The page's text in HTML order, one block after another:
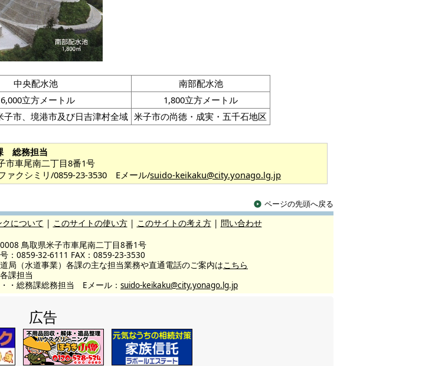
中央配水池
南部配水池
立方メートル
1,800立方メートル
子市、境港市及び日吉津村全域 米子市の尚徳・成実・五千石地区
総務担当
車尾南二丁目8番1号
ァクシミリ/0859-23-3530 Eメール/suido-keikaku@city.yonago.lg.jp
ページの先頭へ戻る
クについて | このサイトの使い方 | このサイトの考え方 | 問い合わせ
鳥取県米子市車尾南二丁目8番1号
：0859-32-6111 FAX：0859-23-3530
局（水道事業）各課の主な担当業務や直通電話のご案内はこちら
課担当
・総務課総務担当 Eメール： suido-keikaku@city.yonago.lg.jp
広告